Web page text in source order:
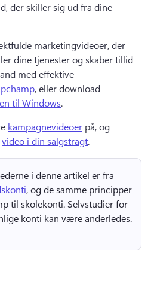
der skiller sig ud fra dine
marketingvideoer, der
dine tjenester og skaber tillid
med effektive
, eller download
til Windows.
kampagnevideoer på, og
video i din salgstragt.
, og de samme principper
til skolekonti. Selvstudier for